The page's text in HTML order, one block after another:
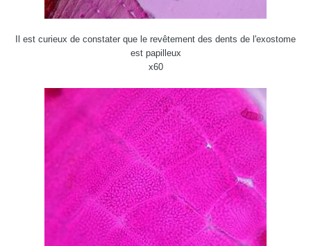
Il est curieux de constater que le revêtement des dents de l'exostome
est papilleux
x60